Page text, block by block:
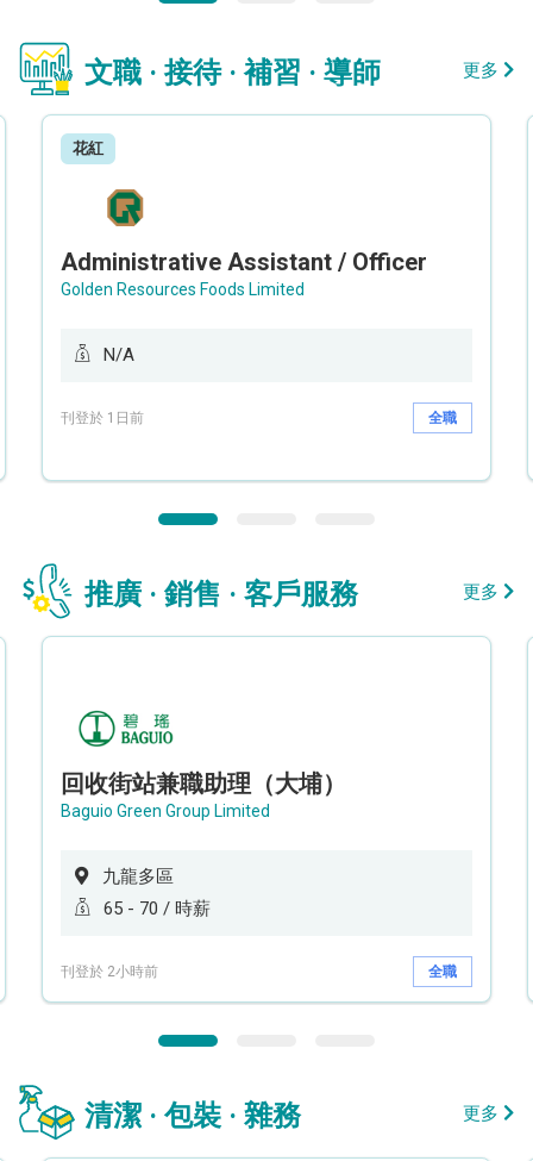
文職 · 接待 · 補習 · 導師 更多
花紅
Administrative Assistant / Officer
Golden Resources Foods Limited
N/A
刊登於 1日前 全職
推廣 · 銷售 · 客戶服務 更多
回收街站兼職助理（大埔）
Baguio Green Group Limited
九龍多區
65 - 70 / 時薪
刊登於 2小時前 全職
清潔 · 包裝 · 雜務 更多